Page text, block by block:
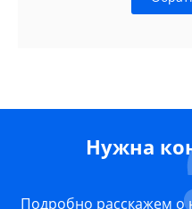
Нужна
Подробно расскажем о